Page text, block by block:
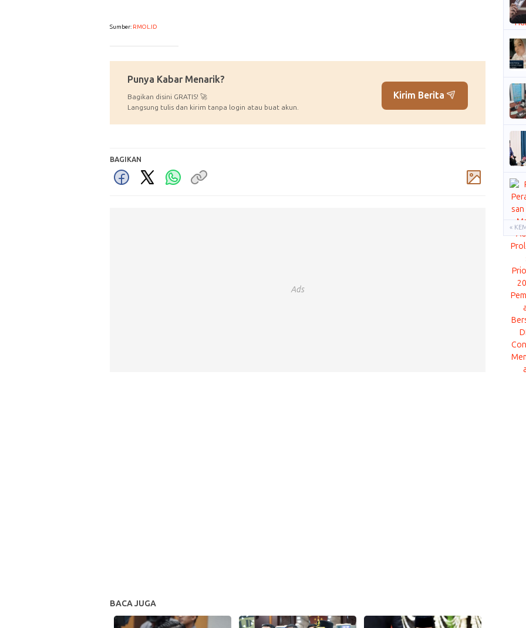
Sumber: RMOL.ID
Punya Kabar Menarik?
Bagikan disini GRATIS! 🚀
Langsung tulis dan kirim tanpa login atau buat akun.
Kirim Berita
BAGIKAN
Ads
BACA JUGA
«